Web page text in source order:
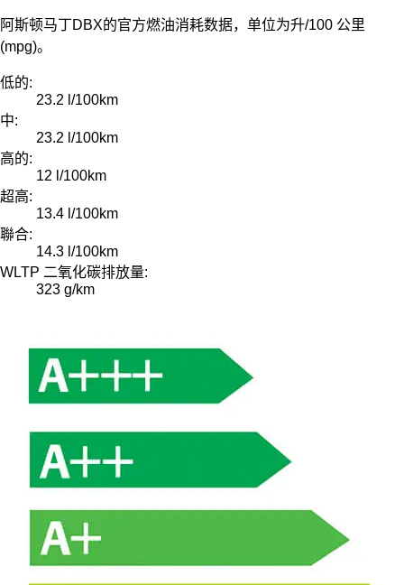
阿斯顿马丁DBX的官方燃油消耗数据，单位为升/100 公里
(mpg)。
低的:
23.2 l/100km
中:
23.2 l/100km
高的:
12 l/100km
超高:
13.4 l/100km
聯合:
14.3 l/100km
WLTP 二氧化碳排放量:
323 g/km